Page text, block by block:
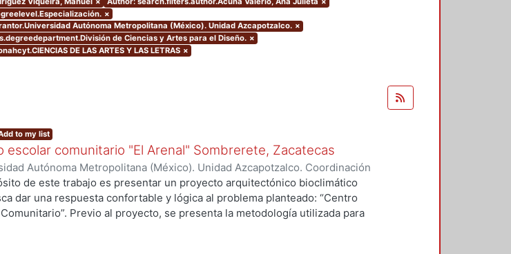
×
Autónoma Metropolitana (México). Unidad Azcapotzalco. ×
de Ciencias y Artes para el Diseño. ×
DE LAS ARTES Y LAS LETRAS ×
to my list
escolar comunitario "El Arenal" Sombrerete, Zacatecas
Autónoma Metropolitana (México). Unidad Azcapotzalco. Coordinación
de Información.,2007-07)Acuña Valerio, Ana Julieta
de este trabajo es presentar un proyecto arquitectónico bioclimático
dar una respuesta confortable y lógica al problema planteado: “Centro
Previo al proyecto, se presenta la metodología utilizada para